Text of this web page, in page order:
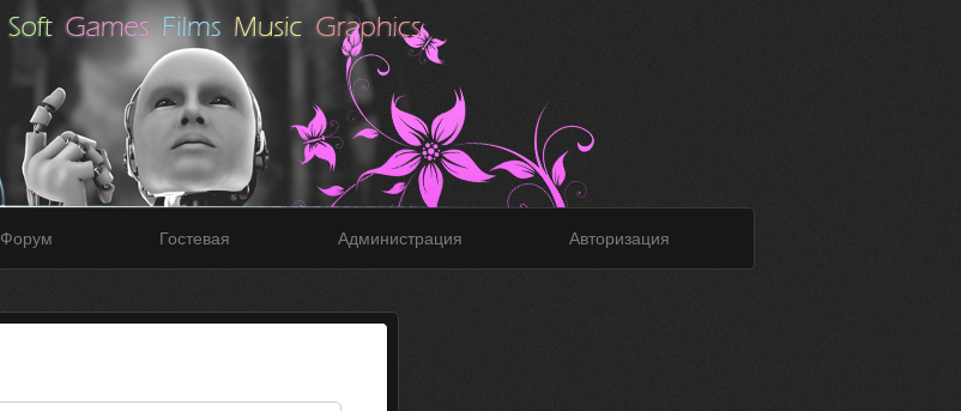
Форум Гостевая Администрация Авторизация